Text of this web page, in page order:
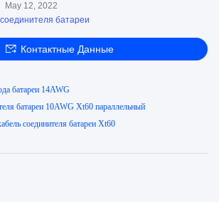
May 12, 2022
батареи
Контактные Данные
батареи 14AWG
батареи 10AWG Xt60 параллельный
соединителя батареи Xt60